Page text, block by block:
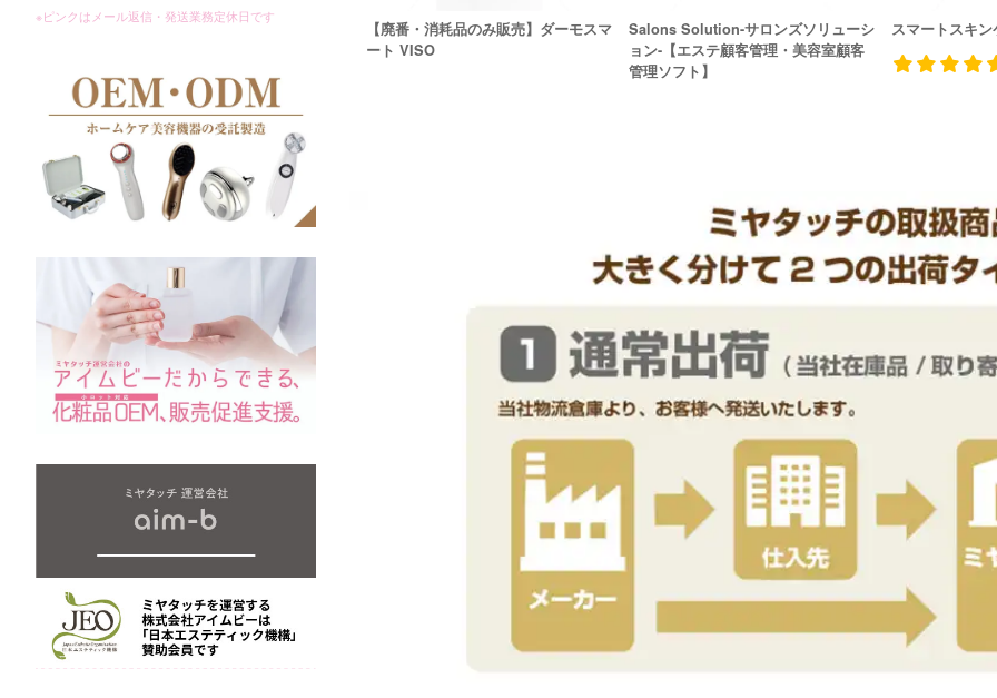
【廃番・消耗品のみ販売】ダーモスマ
ート VISO
Salons Solution-サロンズソリューシ
ョン-【エステ顧客管理・美容室顧客
管理ソフト】
スマートスキン